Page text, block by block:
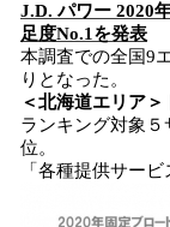
J.D. パワー 2020
足度No.1 を発表
本調査での全国9
りとなった。
＜北海道エリア＞
ランキング対象
位。
「各種提供サー